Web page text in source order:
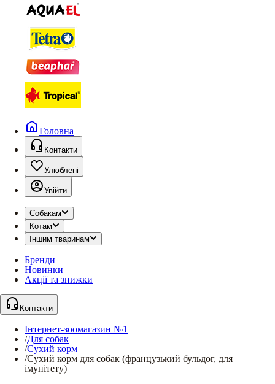
Головна
Контакти
Улюблені
Увійти
Собакам
Котам
Іншим тваринам
Бренди
Новинки
Акції та знижки
Контакти
Інтернет-зоомагазин №1
/Для собак
/Сухий корм
/Сухий корм для собак (французький бульдог, для
імунітету)